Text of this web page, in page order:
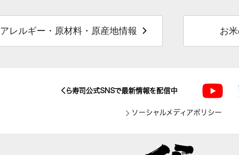
アレルギー・原材料・原産地情報 お
くら寿司公式SNSで最新情報を配信中
ソーシャルメディアポリシー